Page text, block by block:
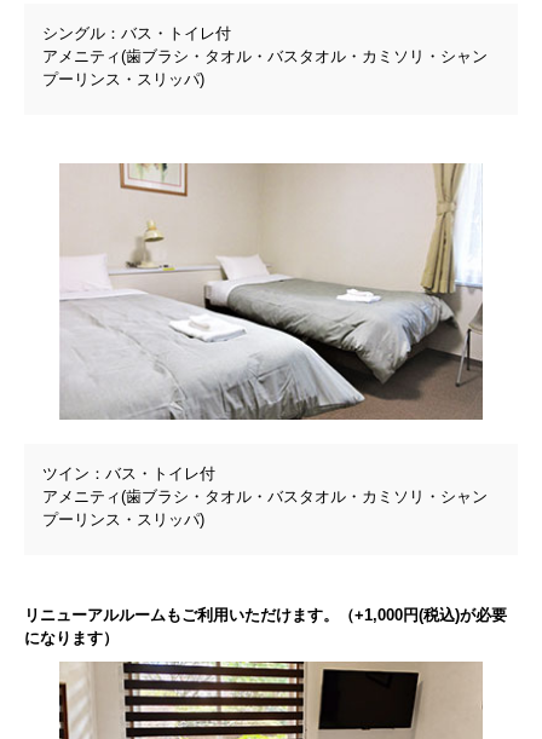
シングル：バス・トイレ付
アメニティ(歯ブラシ・タオル・バスタオル・カミソリ・シャン
プーリンス・スリッパ)
ツイン：バス・トイレ付
アメニティ(歯ブラシ・タオル・バスタオル・カミソリ・シャン
プーリンス・スリッパ)
リニューアルルームもご利用いただけます。（+1,000円(税込)が必要
になります）